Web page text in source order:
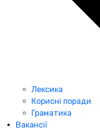
Лексика
Корисні поради
Граматика
Вакансії